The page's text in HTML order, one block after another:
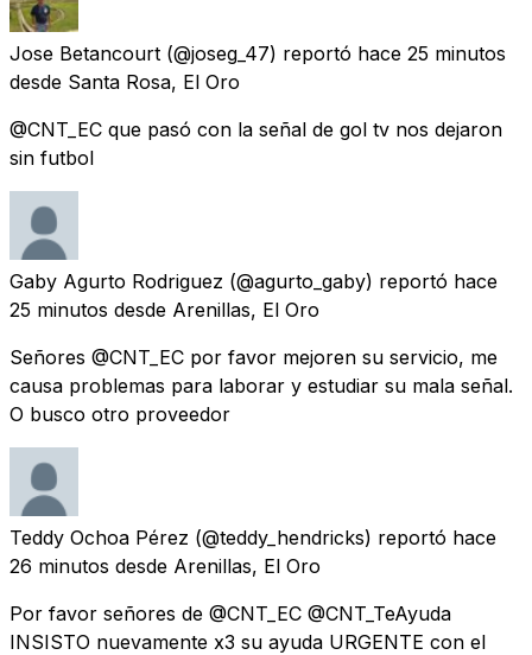
Jose Betancourt (@joseg_47) reportó hace 25 minutos
desde Santa Rosa, El Oro
@CNT_EC que pasó con la señal de gol tv nos dejaron
sin futbol
Gaby Agurto Rodriguez (@agurto_gaby) reportó hace
25 minutos desde Arenillas, El Oro
Señores @CNT_EC por favor mejoren su servicio, me
causa problemas para laborar y estudiar su mala señal.
O busco otro proveedor
Teddy Ochoa Pérez (@teddy_hendricks) reportó hace
26 minutos desde Arenillas, El Oro
Por favor señores de @CNT_EC @CNT_TeAyuda
INSISTO nuevamente x3 su ayuda URGENTE con el